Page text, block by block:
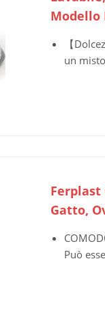
Modello
【
un
Ferplast
Gatto,
Può